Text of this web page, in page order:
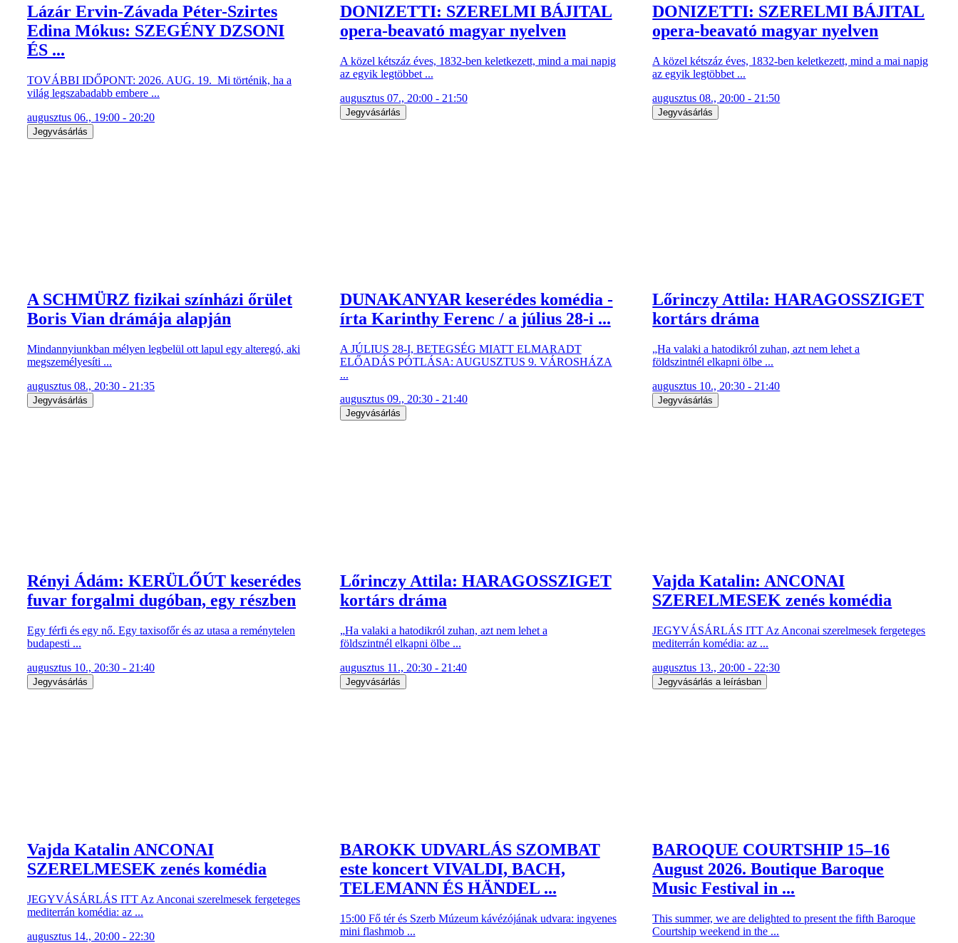
Lázár Ervin-Závada Péter-Szirtes
Edina Mókus: SZEGÉNY DZSONI
ÉS ...
TOVÁBBI IDŐPONT: 2026. AUG. 19. Mi történik, ha a
világ legszabadabb embere ...
augusztus 06., 19:00 - 20:20
Jegyvásárlás
DONIZETTI: SZERELMI BÁJITAL
opera-beavató magyar nyelven
A közel kétszáz éves, 1832-ben keletkezett, mind a mai napig
az egyik legtöbbet ...
augusztus 07., 20:00 - 21:50
Jegyvásárlás
DONIZETTI: SZERELMI BÁJITAL
opera-beavató magyar nyelven
A közel kétszáz éves, 1832-ben keletkezett, mind a mai napig
az egyik legtöbbet ...
augusztus 08., 20:00 - 21:50
Jegyvásárlás
A SCHMÜRZ fizikai színházi őrület
Boris Vian drámája alapján
Mindannyiunkban mélyen legbelül ott lapul egy alteregó, aki
megszemélyesíti ...
augusztus 08., 20:30 - 21:35
Jegyvásárlás
DUNAKANYAR keserédes komédia -
írta Karinthy Ferenc / a július 28-i ...
A JÚLIUS 28-I, BETEGSÉG MIATT ELMARADT
ELŐADÁS PÓTLÁSA: AUGUSZTUS 9. VÁROSHÁZA
...
augusztus 09., 20:30 - 21:40
Jegyvásárlás
Lőrinczy Attila: HARAGOSSZIGET
kortárs dráma
„Ha valaki a hatodikról zuhan, azt nem lehet a
földszintnél elkapni ölbe ...
augusztus 10., 20:30 - 21:40
Jegyvásárlás
Rényi Ádám: KERÜLŐÚT keserédes
fuvar forgalmi dugóban, egy részben
Egy férfi és egy nő. Egy taxisofőr és az utasa a reménytelen
budapesti ...
augusztus 10., 20:30 - 21:40
Jegyvásárlás
Lőrinczy Attila: HARAGOSSZIGET
kortárs dráma
„Ha valaki a hatodikról zuhan, azt nem lehet a
földszintnél elkapni ölbe ...
augusztus 11., 20:30 - 21:40
Jegyvásárlás
Vajda Katalin: ANCONAI
SZERELMESEK zenés komédia
JEGYVÁSÁRLÁS ITT Az Anconai szerelmesek fergeteges
mediterrán komédia: az ...
augusztus 13., 20:00 - 22:30
Jegyvásárlás a leírásban
Vajda Katalin ANCONAI
SZERELMESEK zenés komédia
JEGYVÁSÁRLÁS ITT Az Anconai szerelmesek fergeteges
mediterrán komédia: az ...
augusztus 14., 20:00 - 22:30
BAROKK UDVARLÁS SZOMBAT
este koncert VIVALDI, BACH,
TELEMANN ÉS HÄNDEL ...
15:00 Fő tér és Szerb Múzeum kávézójának udvara: ingyenes
mini flashmob ...
BAROQUE COURTSHIP 15–16
August 2026. Boutique Baroque
Music Festival in ...
This summer, we are delighted to present the fifth Baroque
Courtship weekend in the ...